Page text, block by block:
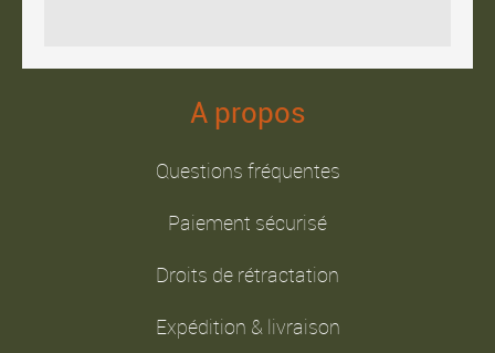
A propos
Questions fréquentes
Paiement sécurisé
Droits de rétractation
Expédition & livraison